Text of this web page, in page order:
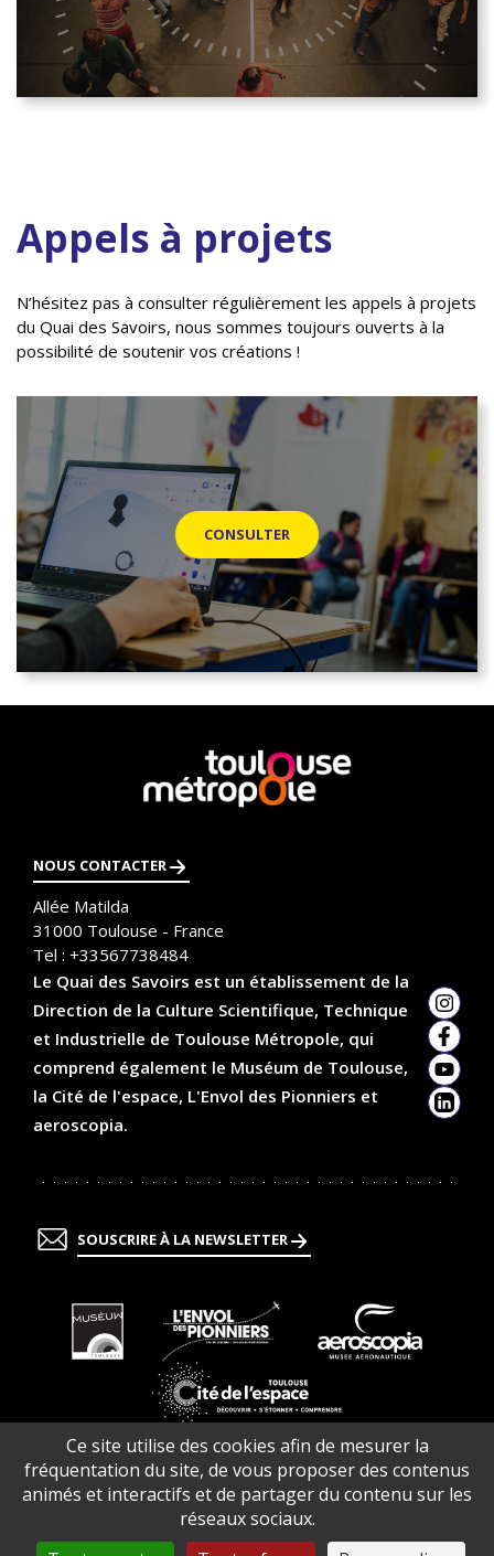
Ce site utilise des cookies afin de mesurer la
fréquentation du site, de vous proposer des contenus
animés et interactifs et de partager du contenu sur les
réseaux sociaux.
Appels à projets
N’hésitez pas à consulter régulièrement les appels à projets
du Quai des Savoirs, nous sommes toujours ouverts à la
possibilité de soutenir vos créations !
CONSULTER
En
savoir
plus
NOUS CONTACTER
Allée Matilda
31000 Toulouse - France
Tel : +33567738484
Le Quai des Savoirs est un établissement de la
Direction de la Culture Scientifique, Technique
et Industrielle de Toulouse Métropole, qui
comprend également le Muséum de Toulouse,
la Cité de l'espace, L'Envol des Pionniers et
aeroscopia.
SOUSCRIRE À LA NEWSLETTER
plus
En
savoir
plus
plus
savoir
plus
Contacts Infos pratiques Offres d’emploi
Plan du site
Accessibilité (partiellement conforme)
Le Quai des Savoirs s’engage
Le Quai des Savoirs en évolution